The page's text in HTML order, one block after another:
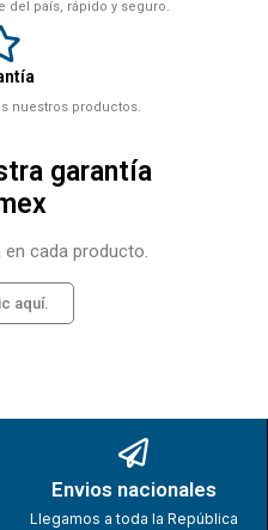
del país, rápido y seguro.
nuestros productos.
garantía
en cada producto.
aquí.
Envios nacionales
Llegamos a toda la República